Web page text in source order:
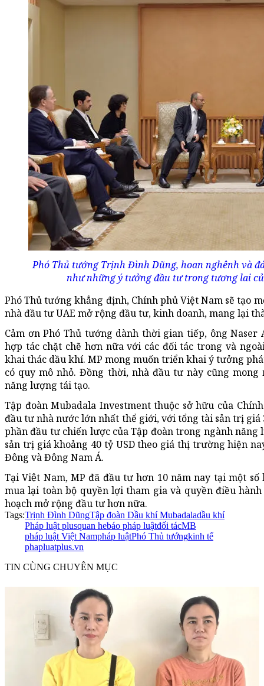
Phó Thủ tướng Trịnh Đình Dũng, hoan nghênh và
như những ý tưởng đầu tư trong tương lai
Phó Thủ tướng khẳng định, Chính phủ Việt Nam sẽ tạo
nhà đầu tư UAE mở rộng đầu tư, kinh doanh, mang lại
Cảm ơn Phó Thủ tướng dành thời gian tiếp, ông
hợp tác chặt chẽ hơn nữa với các đối tác trong và
khai thác dầu khí. MP mong muốn triển khai ý tưởng
có quy mô nhỏ. Đồng thời, nhà đầu tư này cũng
năng lượng tái tạo.
Tập đoàn Mubadala Investment thuộc sở hữu của
đầu tư nhà nước lớn nhất thể giới, với tổng tài sản trị giá
phần đầu tư chiến lược của Tập đoàn trong ngành
sản trị giá khoảng 40 tỷ USD theo giá thị trường hiện
Đông và Đông Nam Á.
Tại Việt Nam, MP đã đầu tư hơn 10 năm nay tại một
mua lại toàn bộ quyền lợi tham gia và quyền điều
hoạch mở rộng đầu tư hơn nữa.
Tags:Trịnh Đình DũngTập đoàn Dầu khí Mubadaladầu khí
Pháp luật plusquan hebáo pháp luậtđối tácMB
pháp luật Việt Nampháp luậtPhó Thủ tướngkinh tế
phapluatplus.vn
TIN CÙNG CHUYÊN MỤC